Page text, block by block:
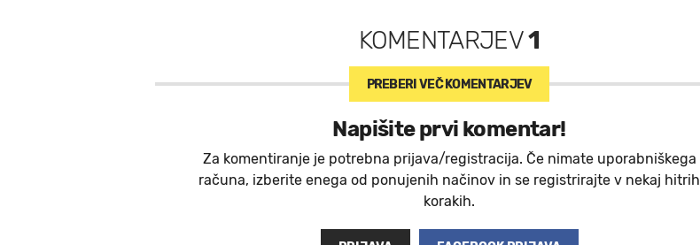
KOMENTARJEV1
PREBERI VEČ KOMENTARJEV
Napišite prvi komentar!
Za komentiranje je potrebna prijava/registracija. Če nimate uporabniškega
računa, izberite enega od ponujenih načinov in se registrirajte v nekaj hitrih
korakih.